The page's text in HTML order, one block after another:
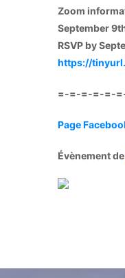
Zoom
September
RSVP by
https://
=-=-=-=-=-
Page
Évènement de